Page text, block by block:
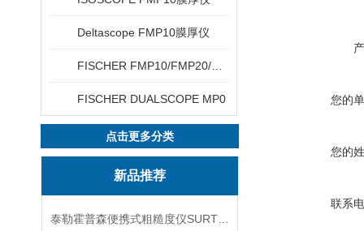
Deltascope FMP10膜厚仪
FISCHER DUALSCOPE MP0
点击更多分类
新品推荐
您的
您的
联系